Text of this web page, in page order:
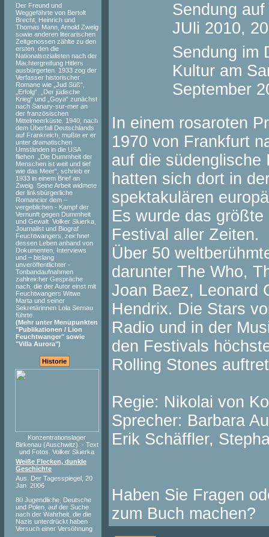
Der Freund und
Weggefährte von Bertolt
Brecht, Heinrich und
Thomas Mann, Arnold Zweig
sowie anderen literarischen
Zeitgenossen zählte zu den
ersten, den die
Nationalsozialisten nach der
Machtergreifung Hitlers
ausbürgerten. 1933 zog der
Verfasser historischer
Romane wie „Jud Süß“,
„Erfolg“, „Der jüdische
Krieg“ und „Goya“ zunächst
nach Sanary-sur-mer an
der französischen
Mittelmeerküste. 1940, nach
dem Überfall Deutschlands
auf Frankreich, mußte er er
unter dramatischen
Umständen in die USA
fliehen. „Die Dummheit der
Menschen ist weit und tief
wie das Meer“, schrieb er
1933 in einem Brief an
Zweig. Seine Arbeit widmete
der linksbürgerliche
Romancier dem –
vergeblichen - Kampf der
Vernunft gegen Dummheit
und Gewalt. Volker Skierka,
Journalist und Biograf
Feuchtwangers, zeichnet
dessen Leben anhand von
Dokumenten, Interviews
und – bislang
unveröffentlichter -
Tonbandaufnahmen
zahlreicher Gespräche
nach, die der Autor einst mit
Feuchtwangers Witwe
Marta und seiner
Sekretärinnen Lola Sernau
führte.
(Mehr unter Menüpunkten
"Publikationen / Lion
Feuchtwanger" sowie
"Villa Aurora")
Historie
Konzentrationslager
Birkenau (Auschwitz). - Text
und Fotos: Volker Skierka
Weiße Flecken, dunkle
Geschichte
Aus: Der Tagesspiegel, 20.
Jan. 2006
80 Jugendliche, Deutsche
und Polen, auf der Suche
nach der Wahrheit, die die
Nazis unterdrückt haben.
Versuch einer Versöhnung
Sendung
JUli 2010,
Sendung im
Kultur am
September
In einem rosaroten
1970 von Frankfurt
auf die südenglische
hatten sich dort in
spektakulären
Es wurde das
Festival aller Zeiten.
Über 50
darunter The Who,
Joan Baez, Leonard
Hendrix. Die Stars
Radio und in der
den Festivals
Rolling Stones
Regie: Nikolai von
Sprecher: Barbara
Erik Schäffler,
Haben Sie Fragen
zum Buch machen?